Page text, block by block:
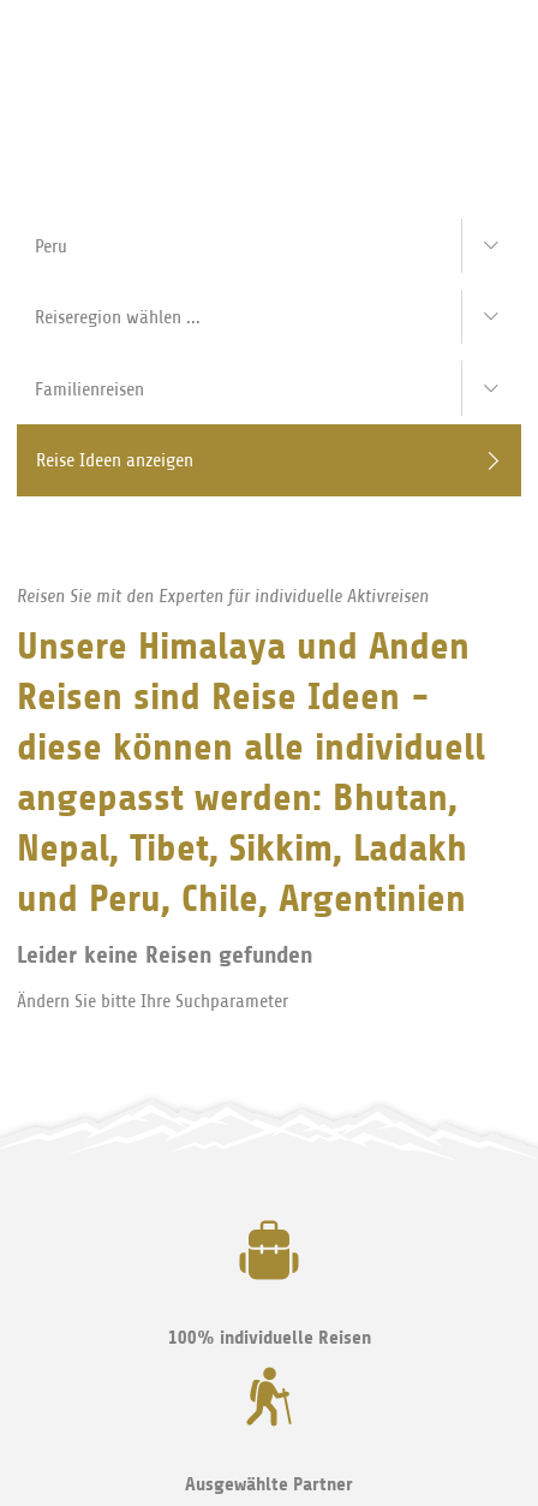
Reise Ideen anzeigen
Reisen Sie mit den Experten für individuelle Aktivreisen
Unsere Himalaya und Anden
Reisen sind Reise Ideen -
diese können alle individuell
angepasst werden: Bhutan,
Nepal, Tibet, Sikkim, Ladakh
und Peru, Chile, Argentinien
Leider keine Reisen gefunden
Ändern Sie bitte Ihre Suchparameter
100% individuelle Reisen
Ausgewählte Partner